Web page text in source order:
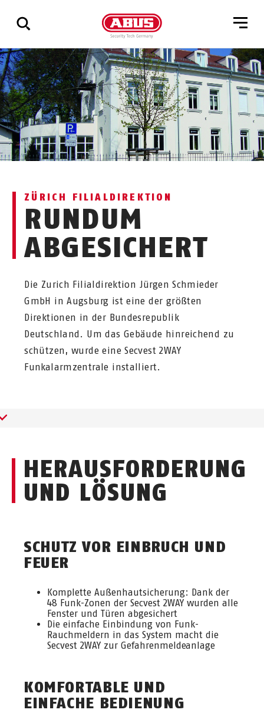
Zeige
alle
Ergebnisse
ZÜRICH FILIALDIREKTION
RUNDUM
ABGESICHERT
Die Zurich Filialdirektion Jürgen Schmieder
GmbH in Augsburg ist eine der größten
Direktionen in der Bundesrepublik
Deutschland. Um das Gebäude hinreichend zu
schützen, wurde eine Secvest 2WAY
Funkalarmzentrale installiert.
HERAUSFORDERUNG
UND LÖSUNG
SCHUTZ VOR EINBRUCH UND
FEUER
Komplette Außenhautsicherung: Dank der
48 Funk-Zonen der Secvest 2WAY wurden alle
Fenster und Türen abgesichert
Die einfache Einbindung von Funk-
Rauchmeldern in das System macht die
Secvest 2WAY zur Gefahrenmeldeanlage
KOMFORTABLE UND
EINFACHE BEDIENUNG